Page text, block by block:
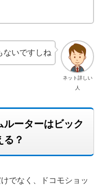
ネット詳しい
人
ないですしね
ルーターはビック
る？
でなく、ドコモショッ